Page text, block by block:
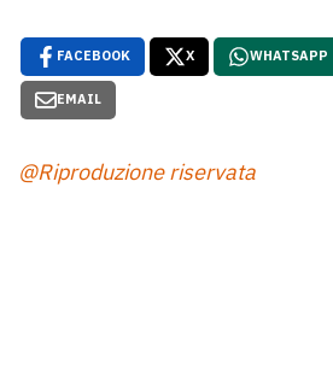
FACEBOOK X WHATSAPP
EMAIL
@Riproduzione riservata